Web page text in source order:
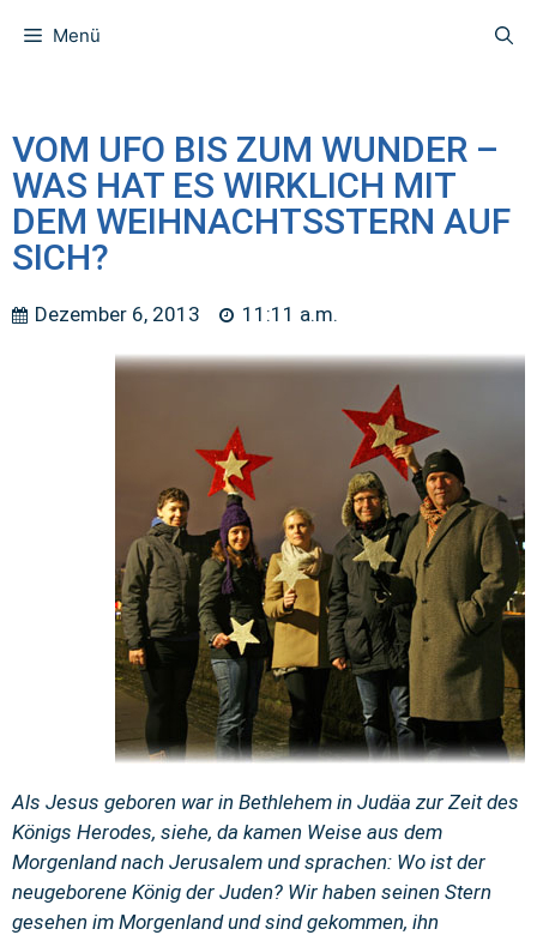
Menü
VOM UFO BIS ZUM WUNDER –
WAS HAT ES WIRKLICH MIT
DEM WEIHNACHTSSTERN AUF
SICH?
Dezember 6, 2013 11:11 a.m.
Als Jesus geboren war in Bethlehem in Judäa zur Zeit des
Königs Herodes, siehe, da kamen Weise aus dem
Morgenland nach Jerusalem und sprachen: Wo ist der
neugeborene König der Juden? Wir haben seinen Stern
gesehen im Morgenland und sind gekommen, ihn